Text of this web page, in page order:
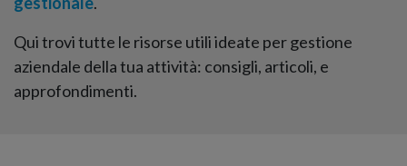
Qui trovi tutte le risorse utili ideate per gestione
aziendale della tua attività: consigli, articoli, e
approfondimenti.